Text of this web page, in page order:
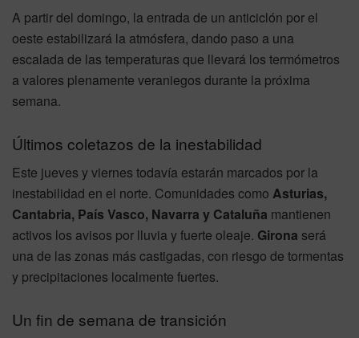
A partir del domingo, la entrada de un anticiclón por el
oeste estabilizará la atmósfera, dando paso a una
escalada de las temperaturas que llevará los termómetros
a valores plenamente veraniegos durante la próxima
semana.
Últimos coletazos de la inestabilidad
Este jueves y viernes todavía estarán marcados por la
inestabilidad en el norte. Comunidades como Asturias,
Cantabria, País Vasco, Navarra y Cataluña mantienen
activos los avisos por lluvia y fuerte oleaje. Girona será
una de las zonas más castigadas, con riesgo de tormentas
y precipitaciones localmente fuertes.
Un fin de semana de transición